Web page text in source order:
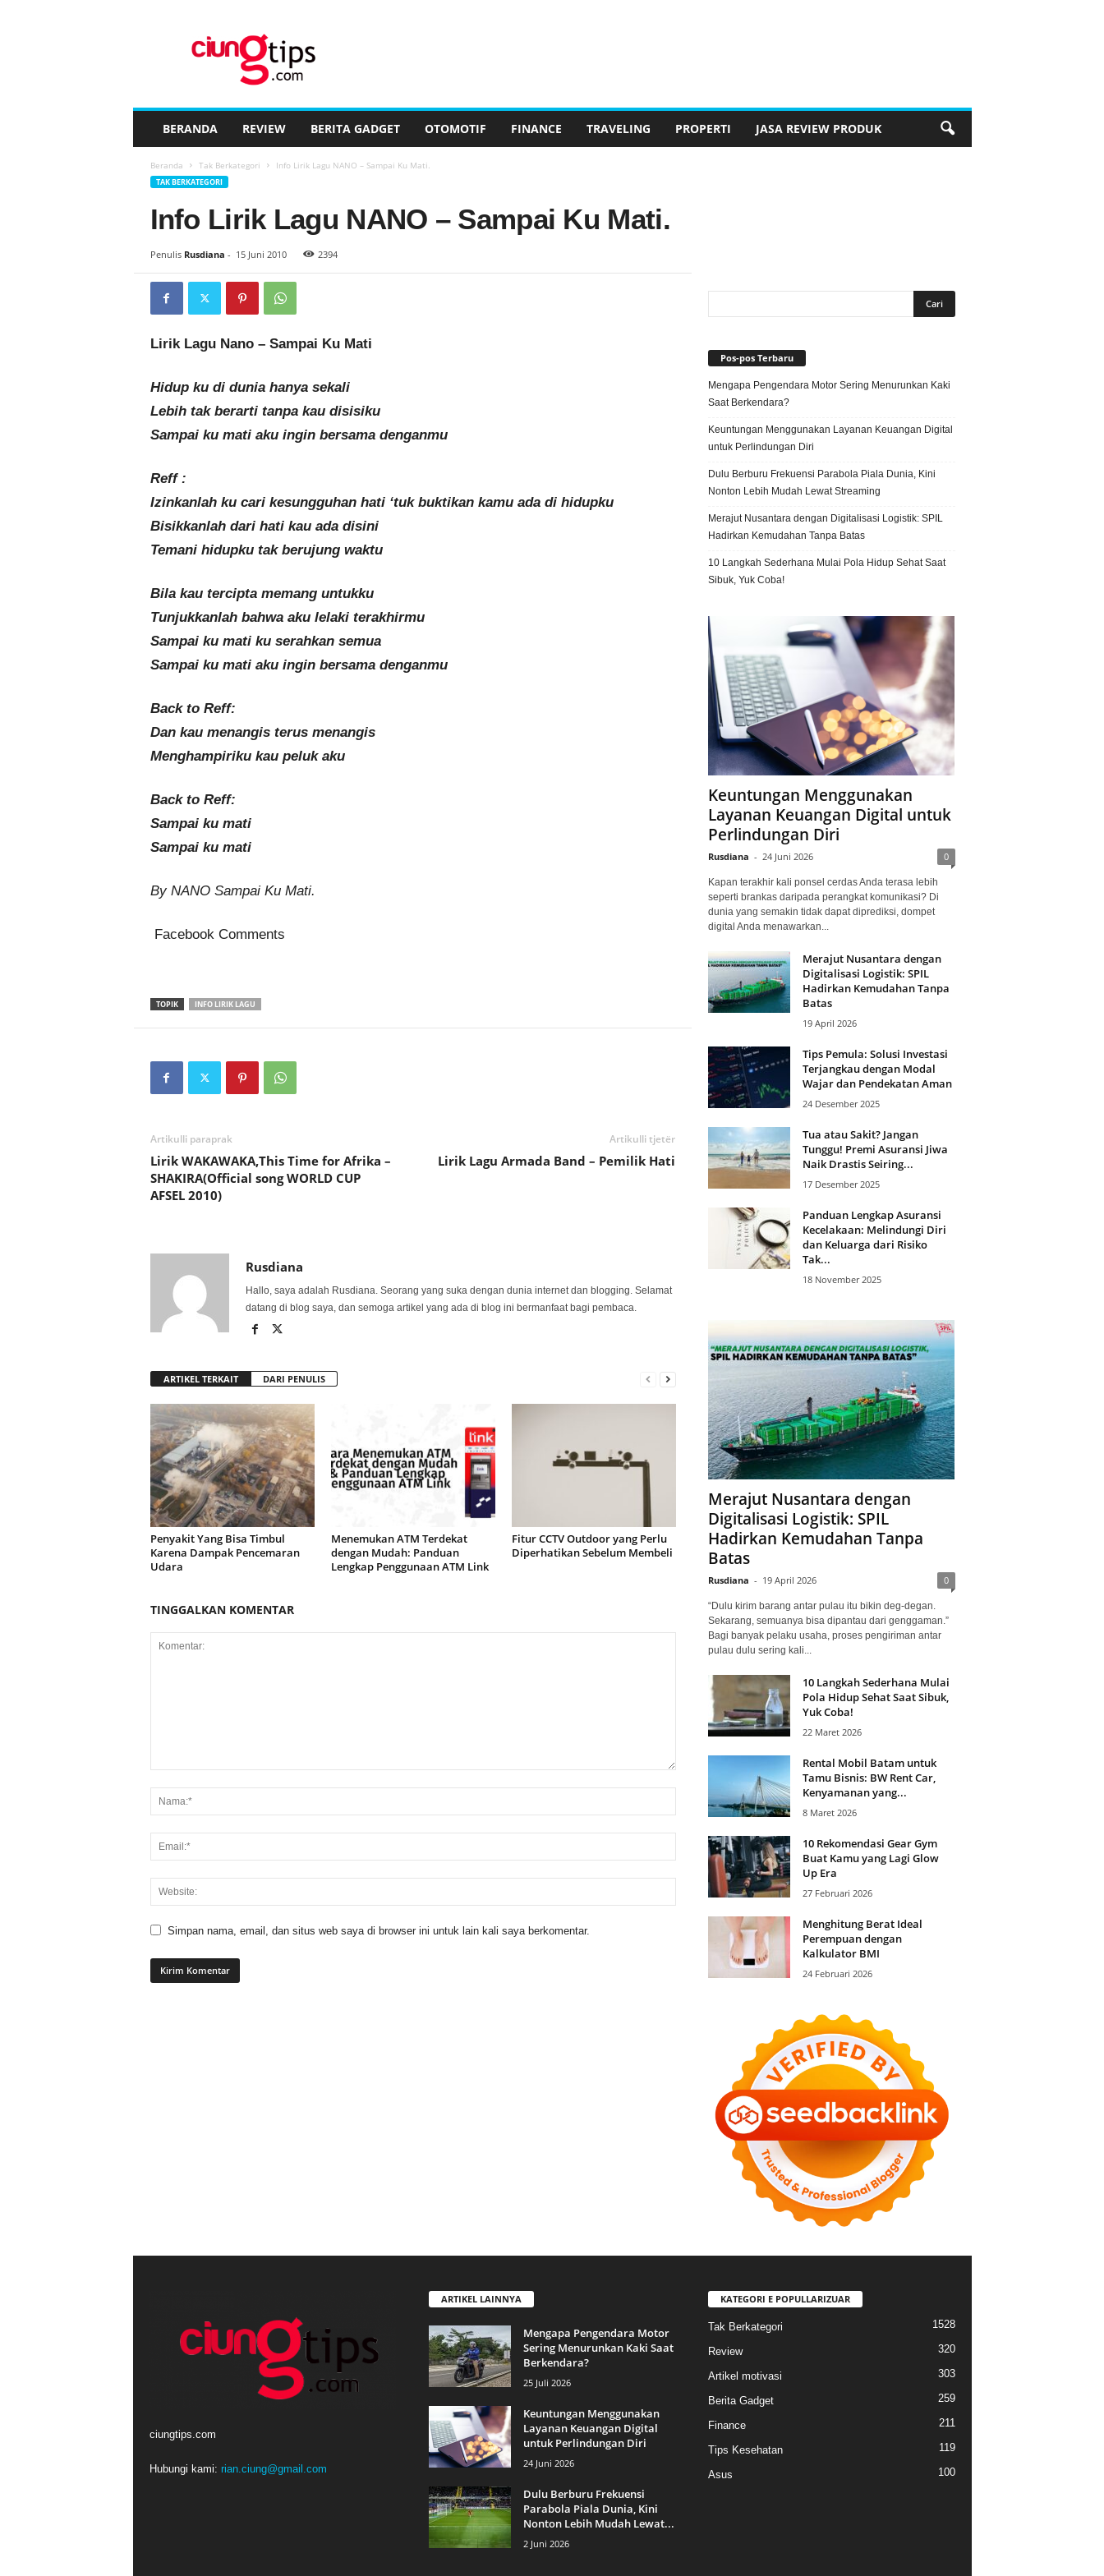
BERANDA REVIEW BERITA GADGET OTOMOTIF FINANCE TRAVELING PROPERTI JASA REVIEW PRODUK
Beranda Tak Berkategori Info Lirik Lagu NANO – Sampai Ku Mati.
TAK BERKATEGORI
Info Lirik Lagu NANO – Sampai Ku Mati.
Penulis Rusdiana - 15 Juni 2010 2394
Lirik Lagu Nano – Sampai Ku Mati
Hidup ku di dunia hanya sekali
Lebih tak berarti tanpa kau disisiku
Sampai ku mati aku ingin bersama denganmu
Reff :
Izinkanlah ku cari kesungguhan hati ‘tuk buktikan kamu ada di hidupku
Bisikkanlah dari hati kau ada disini
Temani hidupku tak berujung waktu
Bila kau tercipta memang untukku
Tunjukkanlah bahwa aku lelaki terakhirmu
Sampai ku mati ku serahkan semua
Sampai ku mati aku ingin bersama denganmu
Back to Reff:
Dan kau menangis terus menangis
Menghampiriku kau peluk aku
Back to Reff:
Sampai ku mati
Sampai ku mati
By NANO Sampai Ku Mati.
Facebook Comments
TOPIK INFO LIRIK LAGU
Artikulli paraprak
Lirik WAKAWAKA,This Time for Afrika –
SHAKIRA(Official song WORLD CUP
AFSEL 2010)
Artikulli tjetër
Lirik Lagu Armada Band – Pemilik Hati
Rusdiana
Hallo, saya adalah Rusdiana. Seorang yang suka dengan dunia internet dan blogging. Selamat
datang di blog saya, dan semoga artikel yang ada di blog ini bermanfaat bagi pembaca.
ARTIKEL TERKAIT DARI PENULIS
Penyakit Yang Bisa Timbul
Karena Dampak Pencemaran
Udara
Menemukan ATM Terdekat
dengan Mudah: Panduan
Lengkap Penggunaan ATM Link
Fitur CCTV Outdoor yang Perlu
Diperhatikan Sebelum Membeli
TINGGALKAN KOMENTAR
Simpan nama, email, dan situs web saya di browser ini untuk lain kali saya berkomentar.
Pos-pos Terbaru
Mengapa Pengendara Motor Sering Menurunkan Kaki
Saat Berkendara?
Keuntungan Menggunakan Layanan Keuangan Digital
untuk Perlindungan Diri
Dulu Berburu Frekuensi Parabola Piala Dunia, Kini
Nonton Lebih Mudah Lewat Streaming
Merajut Nusantara dengan Digitalisasi Logistik: SPIL
Hadirkan Kemudahan Tanpa Batas
10 Langkah Sederhana Mulai Pola Hidup Sehat Saat
Sibuk, Yuk Coba!
Keuntungan Menggunakan
Layanan Keuangan Digital untuk
Perlindungan Diri
Rusdiana - 24 Juni 2026 0
Kapan terakhir kali ponsel cerdas Anda terasa lebih
seperti brankas daripada perangkat komunikasi? Di
dunia yang semakin tidak dapat diprediksi, dompet
digital Anda menawarkan...
Merajut Nusantara dengan
Digitalisasi Logistik: SPIL
Hadirkan Kemudahan Tanpa
Batas
19 April 2026
Tips Pemula: Solusi Investasi
Terjangkau dengan Modal
Wajar dan Pendekatan Aman
24 Desember 2025
Tua atau Sakit? Jangan
Tunggu! Premi Asuransi Jiwa
Naik Drastis Seiring...
17 Desember 2025
Panduan Lengkap Asuransi
Kecelakaan: Melindungi Diri
dan Keluarga dari Risiko
Tak...
18 November 2025
Merajut Nusantara dengan
Digitalisasi Logistik: SPIL
Hadirkan Kemudahan Tanpa
Batas
Rusdiana - 19 April 2026 0
“Dulu kirim barang antar pulau itu bikin deg-degan.
Sekarang, semuanya bisa dipantau dari genggaman.”
Bagi banyak pelaku usaha, proses pengiriman antar
pulau dulu sering kali...
10 Langkah Sederhana Mulai
Pola Hidup Sehat Saat Sibuk,
Yuk Coba!
22 Maret 2026
Rental Mobil Batam untuk
Tamu Bisnis: BW Rent Car,
Kenyamanan yang...
8 Maret 2026
10 Rekomendasi Gear Gym
Buat Kamu yang Lagi Glow
Up Era
27 Februari 2026
Menghitung Berat Ideal
Perempuan dengan
Kalkulator BMI
24 Februari 2026
ciungtips.com
Hubungi kami: rian.ciung@gmail.com
ARTIKEL LAINNYA
Mengapa Pengendara Motor
Sering Menurunkan Kaki Saat
Berkendara?
25 Juli 2026
Keuntungan Menggunakan
Layanan Keuangan Digital
untuk Perlindungan Diri
24 Juni 2026
Dulu Berburu Frekuensi
Parabola Piala Dunia, Kini
Nonton Lebih Mudah Lewat...
2 Juni 2026
KATEGORI E POPULLARIZUAR
Tak Berkategori 1528
Review 320
Artikel motivasi 303
Berita Gadget 259
Finance 211
Tips Kesehatan 119
Asus 100